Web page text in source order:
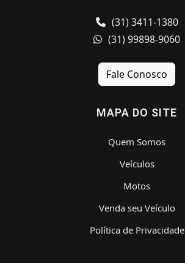
(31) 3411-1380
(31) 99898-9060
Fale Conosco
MAPA DO SITE
Quem Somos
Veículos
Motos
Venda seu Veículo
Política de Privacidade